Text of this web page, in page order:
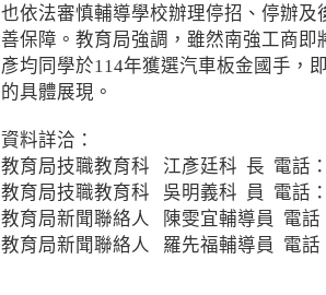
也依法審慎輔導學校辦理停招、停辦
善保障。教育局強調，雖然南強工商
彥均同學於114年獲選汽車板金國手，
的具體展現。
資料詳洽：
教育局技職教育科 江彥廷科 長 電話
教育局技職教育科 吳明義科 員 電話
教育局新聞聯絡人 陳雯宜輔導員 電話
教育局新聞聯絡人 羅先福輔導員 電話